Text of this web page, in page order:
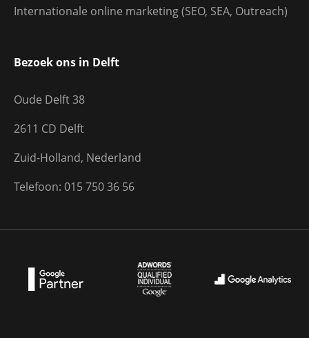
Internationale online marketing (SEO, SEA, Outreach)
Bezoek ons in Delft
Oude Delft 38
2611 CD Delft
Zuid-Holland, Nederland
Telefoon: 015 750 36 56